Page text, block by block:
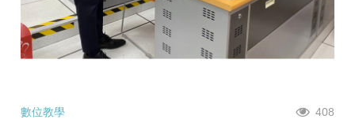
數位教學 408